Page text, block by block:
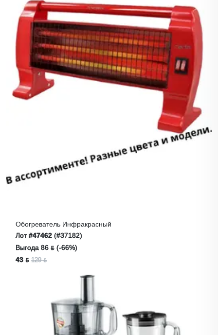
Обогреватель Инфракрасный
Лот#47462 (#37182)
Выгода 86 ƃ (-66%)
43 ƃ 129 ƃ